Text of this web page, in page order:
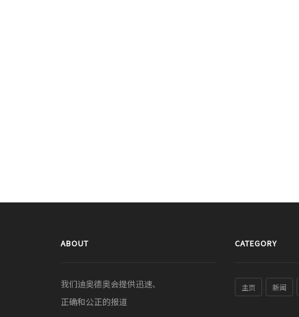
ABOUT
我们迪奥德奥会提供迅速、
正确和公正的报道
CATEGORY
主页 新闻